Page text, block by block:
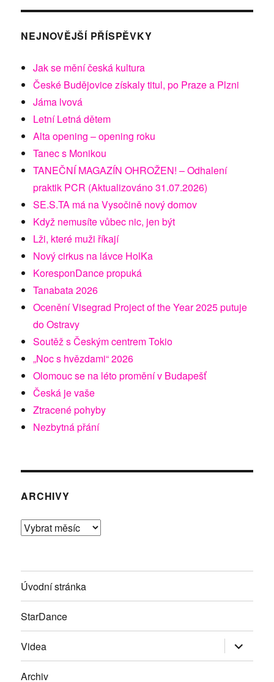
NEJNOVĚJŠÍ PŘÍSPĚVKY
Jak se mění česká kultura
České Budějovice získaly titul, po Praze a Plzni
Jáma lvová
Letní Letná dětem
Alta opening – opening roku
Tanec s Monikou
TANEČNÍ MAGAZÍN OHROŽEN! – Odhalení
praktik PCR (Aktualizováno 31.07.2026)
SE.S.TA má na Vysočině nový domov
Když nemusíte vůbec nic, jen být
Lži, které muži říkají
Nový cirkus na lávce HolKa
KoresponDance propuká
Tanabata 2026
Ocenění Visegrad Project of the Year 2025 putuje
do Ostravy
Soutěž s Českým centrem Tokio
„Noc s hvězdami“ 2026
Olomouc se na léto promění v Budapešť
Česká je vaše
Ztracené pohyby
Nezbytná přání
ARCHIVY
Archivy
Úvodní stránka
StarDance
Videa Zobrazit
položky
Archiv